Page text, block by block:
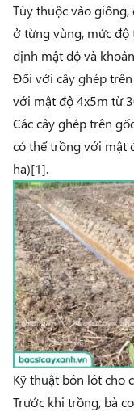
Tùy thuộc vào
ở từng vùng, mức độ
định mật độ và
Đối với cây ghép
với mật độ 4x5m từ
Các cây ghép trên
có thể trồng với mật
ha)[1].
Kỹ thuật bón lót cho
Trước khi trồng, bà